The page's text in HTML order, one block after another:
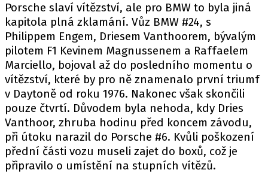
ETICKÝ KODEX
KONTAKT
VYDAVATEL
INZERCE
OSOBNÍ ÚDAJE / COOKIES
Provozovatelem serveru autoroad.cz je
INCORP MEDIA GROUP s.r.o., IČ: 118 23 054
Porsche slaví vítězství, ale pro BMW to byla jiná
kapitola plná zklamání. Vůz BMW #24, s
Philippem Engem, Driesem Vanthoorem, bývalým
pilotem F1 Kevinem Magnussenem a Raffaelem
Marciello, bojoval až do posledního momentu o
vítězství, které by pro ně znamenalo první triumf
v Daytoně od roku 1976. Nakonec však skončili
pouze čtvrtí. Důvodem byla nehoda, kdy Dries
Vanthoor, zhruba hodinu před koncem závodu,
při útoku narazil do Porsche #6. Kvůli poškození
přední části vozu museli zajet do boxů, což je
připravilo o umístění na stupních vítězů.